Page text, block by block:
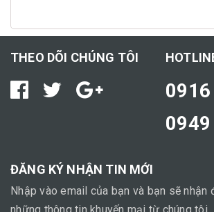
THEO DÕI CHÚNG TÔI
ĐĂNG KÝ NHẬN TIN MỚI
Nhập vào email của bạn và bạn sẽ nhận